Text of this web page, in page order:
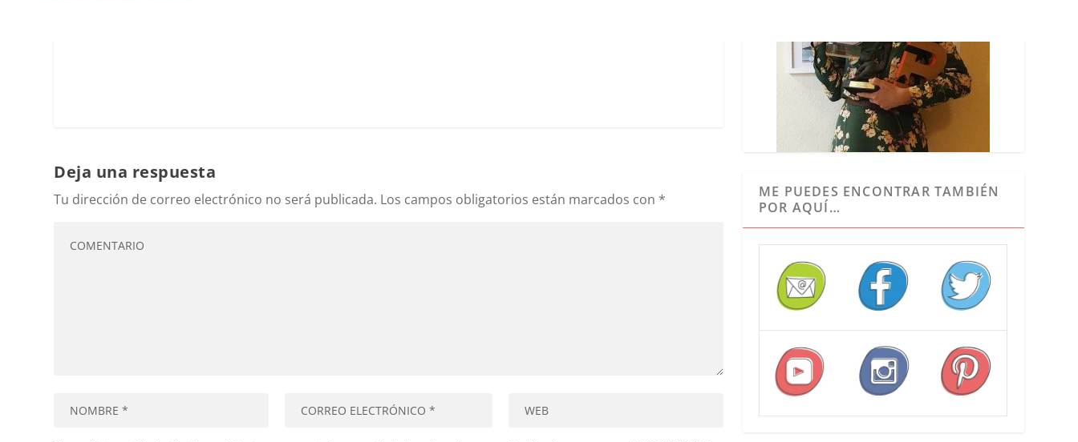
Deja una respuesta
Tu dirección de correo electrónico no será publicada. Los campos obligatorios están marcados con *
ME PUEDES ENCONTRAR TAMBIÉN
POR AQUÍ…